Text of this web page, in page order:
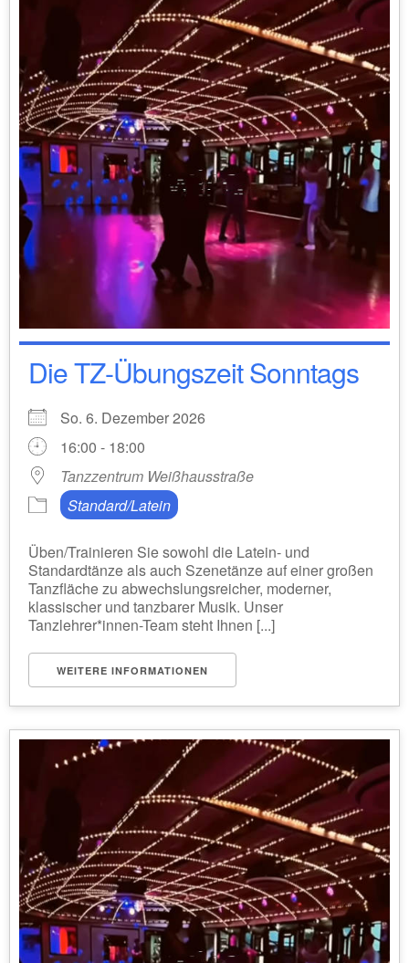
Die TZ-Übungszeit Sonntags
So. 6. Dezember 2026
16:00 - 18:00
Tanzzentrum Weißhausstraße
Standard/Latein
Üben/Trainieren Sie sowohl die Latein- und
Standardtänze als auch Szenetänze auf einer großen
Tanzfläche zu abwechslungsreicher, moderner,
klassischer und tanzbarer Musik. Unser
Tanzlehrer*innen-Team steht Ihnen [...]
WEITERE INFORMATIONEN